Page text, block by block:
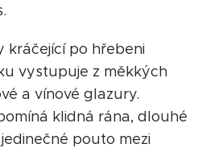
kráčející po hřebeni
vystupuje z měkkých
a vínové glazury.
klidná rána, dlouhé
pouto mezi